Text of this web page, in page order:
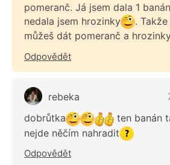
pomeranč. Já jsem dala 1
nedala jsem hrozinky
.
můžeš dát pomeranč a
Odpovědět
rebeka
dobrůtka
ten banán
nejde něčím nahradit
Odpovědět